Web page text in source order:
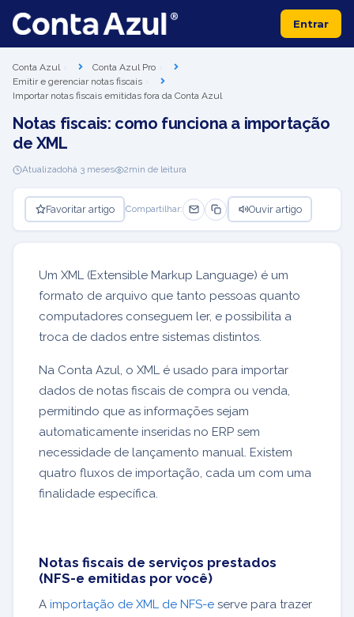
Entrar
Conta Azul
Conta Azul Pro
Emitir e gerenciar notas fiscais
Importar notas fiscais emitidas fora da Conta Azul
Notas fiscais: como funciona a importação
de XML
Atualizadohá 3 meses 2min de leitura
Favoritar artigo Compartilhar: Ouvir artigo
Um XML (Extensible Markup Language) é um
formato de arquivo que tanto pessoas quanto
computadores conseguem ler, e possibilita a
troca de dados entre sistemas distintos.
Na Conta Azul, o XML é usado para importar
dados de notas fiscais de compra ou venda,
permitindo que as informações sejam
automaticamente inseridas no ERP sem
necessidade de lançamento manual. Existem
quatro fluxos de importação, cada um com uma
finalidade específica.
Notas fiscais de serviços prestados
(NFS-e emitidas por você)
A importação de XML de NFS-e serve para trazer